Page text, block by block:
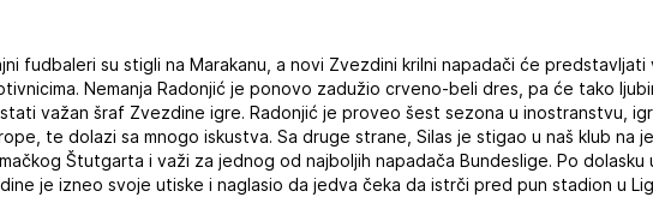
fudbaleri su stigli na Marakanu, a novi Zvezdini krilni napadači će predstavljati
Nemanja Radonjić je ponovo zadužio crveno-beli dres, pa će tako
važan šraf Zvezdine igre. Radonjić je proveo šest sezona u inostranstvu,
te dolazi sa mnogo iskustva. Sa druge strane, Silas je stigao u naš klub na
Štutgarta i važi za jednog od najboljih napadača Bundeslige. Po
je izneo svoje utiske i naglasio da jedva čeka da istrči pred pun stadion u